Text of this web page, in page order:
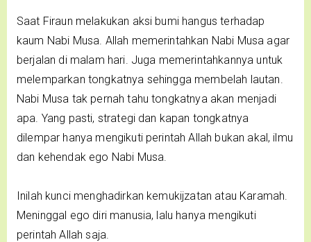
Saat Firaun melakukan aksi bumi hangus terhadap
kaum Nabi Musa. Allah memerintahkan Nabi Musa agar
berjalan di malam hari. Juga memerintahkannya untuk
melemparkan tongkatnya sehingga membelah lautan.
Nabi Musa tak pernah tahu tongkatnya akan menjadi
apa. Yang pasti, strategi dan kapan tongkatnya
dilempar hanya mengikuti perintah Allah bukan akal, ilmu
dan kehendak ego Nabi Musa.
Inilah kunci menghadirkan kemukijzatan atau Karamah.
Meninggal ego diri manusia, lalu hanya mengikuti
perintah Allah saja.